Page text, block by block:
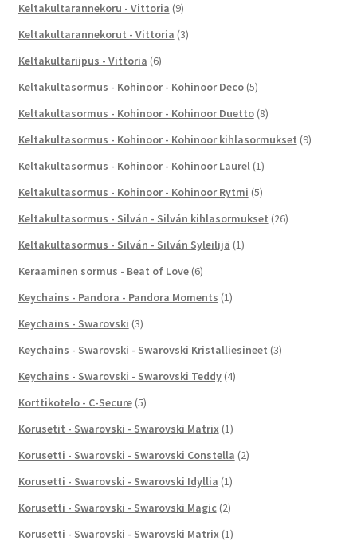
Keltakultarannekoru - Vittoria (9)
Keltakultarannekorut - Vittoria (3)
Keltakultariipus - Vittoria (6)
Keltakultasormus - Kohinoor - Kohinoor Deco (5)
Keltakultasormus - Kohinoor - Kohinoor Duetto (8)
Keltakultasormus - Kohinoor - Kohinoor kihlasormukset (9)
Keltakultasormus - Kohinoor - Kohinoor Laurel (1)
Keltakultasormus - Kohinoor - Kohinoor Rytmi (5)
Keltakultasormus - Silván - Silván kihlasormukset (26)
Keltakultasormus - Silván - Silván Syleilijä (1)
Keraaminen sormus - Beat of Love (6)
Keychains - Pandora - Pandora Moments (1)
Keychains - Swarovski (3)
Keychains - Swarovski - Swarovski Kristalliesineet (3)
Keychains - Swarovski - Swarovski Teddy (4)
Korttikotelo - C-Secure (5)
Korusetit - Swarovski - Swarovski Matrix (1)
Korusetti - Swarovski - Swarovski Constella (2)
Korusetti - Swarovski - Swarovski Idyllia (1)
Korusetti - Swarovski - Swarovski Magic (2)
Korusetti - Swarovski - Swarovski Matrix (1)